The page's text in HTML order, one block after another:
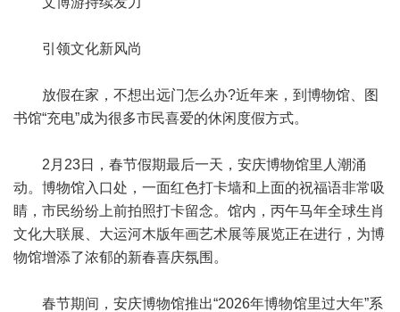
引领文化新风尚
放假在家，不想出远门怎么办?近年来，到博物馆、图
书馆“充电”成为很多市民喜爱的休闲度假方式。
2月23日，春节假期最后一天，安庆博物馆里人潮涌
动。博物馆入口处，一面红色打卡墙和上面的祝福语非常吸
睛，市民纷纷上前拍照打卡留念。馆内，丙午马年全球生肖
文化大联展、大运河木版年画艺术展等展览正在进行，为博
物馆增添了浓郁的新春喜庆氛围。
春节期间，安庆博物馆推出“2026年博物馆里过大年”系